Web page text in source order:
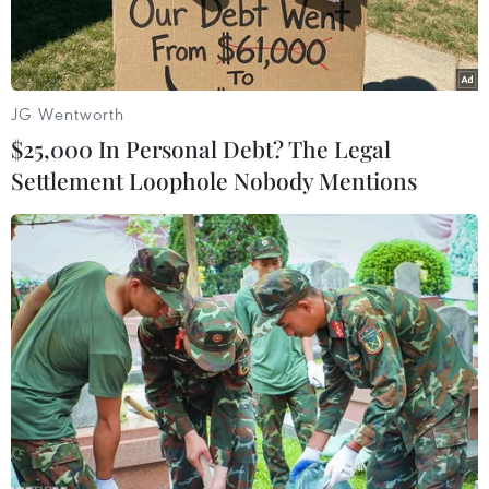
và tạo việc làm.
Tập phục hồi chức năng cho các học sinh khuyết tật tại trường
phục hồi chức năng và dạy nghề cho người khuyết tật huyện
Tiên Lữ. (Ảnh: Phạm Kiên/TTXVN)
Việt Nam hiện có hơn 20 triệu trẻ em, trong đó
JG Wentworth
$25,000 In Personal Debt? The Legal
Settlement Loophole Nobody Mentions